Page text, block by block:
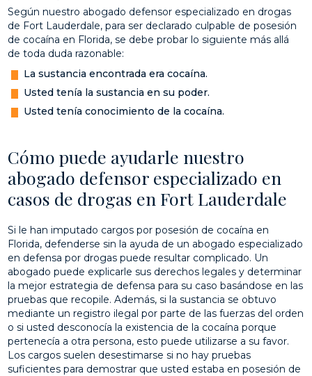
Según nuestro abogado defensor especializado en drogas
de Fort Lauderdale, para ser declarado culpable de posesión
de cocaína en Florida, se debe probar lo siguiente más allá
de toda duda razonable:
La sustancia encontrada era cocaína.
Usted tenía la sustancia en su poder.
Usted tenía conocimiento de la cocaína.
Cómo puede ayudarle nuestro
abogado defensor especializado en
casos de drogas en Fort Lauderdale
Si le han imputado cargos por posesión de cocaína en
Florida, defenderse sin la ayuda de un abogado especializado
en defensa por drogas puede resultar complicado. Un
abogado puede explicarle sus derechos legales y determinar
la mejor estrategia de defensa para su caso basándose en las
pruebas que recopile. Además, si la sustancia se obtuvo
mediante un registro ilegal por parte de las fuerzas del orden
o si usted desconocía la existencia de la cocaína porque
pertenecía a otra persona, esto puede utilizarse a su favor.
Los cargos suelen desestimarse si no hay pruebas
suficientes para demostrar que usted estaba en posesión de